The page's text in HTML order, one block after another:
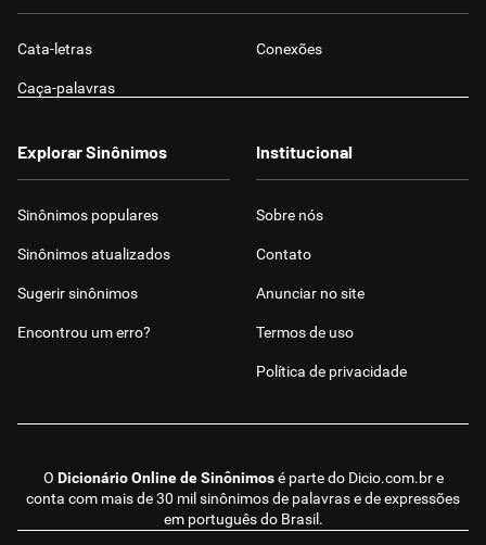
Cata-letras Conexões
Caça-palavras
O Dicionário Online de Sinônimosé parte do Dicio.com.bre
conta com mais de 30 mil sinônimos de palavras e de expressões
em português do Brasil.
Explorar Sinônimos
Sinônimos populares
Sinônimos atualizados
Sugerir sinônimos
Encontrou um erro?
Institucional
Sobre nós
Contato
Anunciar no site
Termos de uso
Política de privacidade